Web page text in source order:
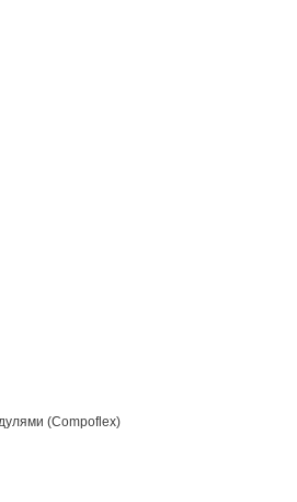
(Compoflex)